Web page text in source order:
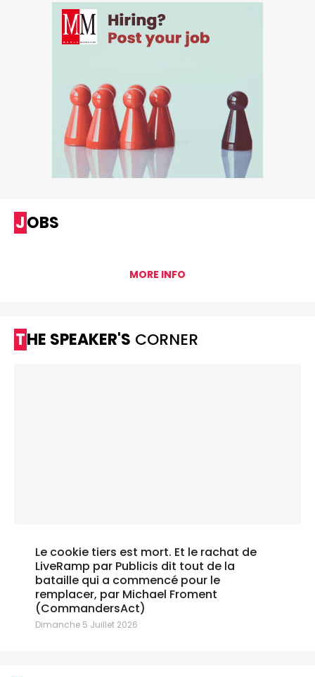
JOBS
MORE INFO
THE SPEAKER'S CORNER
Le cookie tiers est mort. Et le rachat de
LiveRamp par Publicis dit tout de la
bataille qui a commencé pour le
remplacer, par Michael Froment
(CommandersAct)
Dimanche 5 Juillet 2026